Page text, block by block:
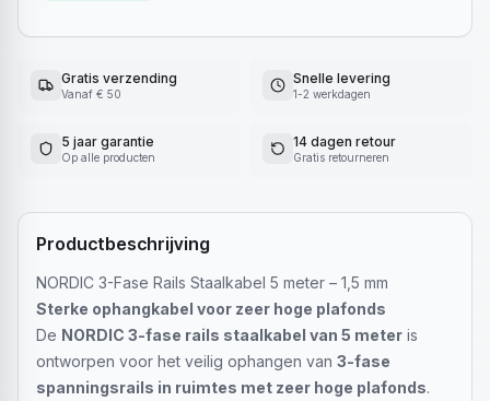
Gratis verzending
Vanaf € 50
Snelle levering
1-2 werkdagen
5 jaar garantie
Op alle producten
14 dagen retour
Gratis retourneren
Productbeschrijving
NORDIC 3-Fase Rails Staalkabel 5 meter – 1,5 mm
Sterke ophangkabel voor zeer hoge plafonds
De NORDIC 3-fase rails staalkabel van 5 meter is
ontworpen voor het veilig ophangen van 3-fase
spanningsrails in ruimtes met zeer hoge plafonds.